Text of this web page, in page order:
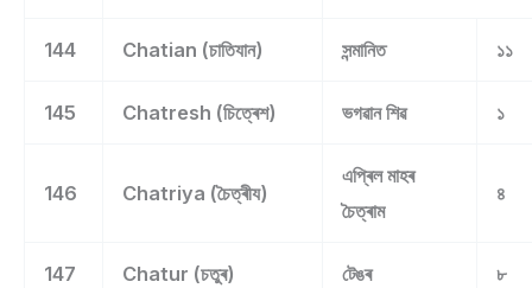
144 Chatian (চাতিযান) সন্মানিত ১১
145 Chatresh (চিত্ৰেশ) ভগৱান শিৱ ১
146 Chatriya (চৈত্ৰীয)
এপ্ৰিল মাহৰ
চৈত্ৰাম
৪
147 Chatur (চতুৰ) টেঙৰ ৮